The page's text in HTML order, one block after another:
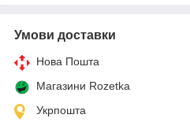
Умови доставки
Нова Пошта
Магазини Rozetka
Укрпошта